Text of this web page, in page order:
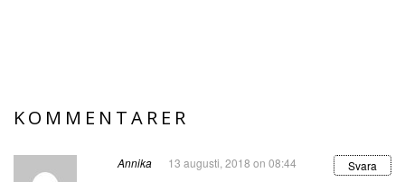
KOMMENTARER
Annika 13 augusti, 2018 on 08:44 Svara